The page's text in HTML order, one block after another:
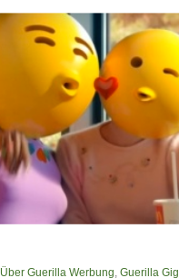
Über Guerilla Werbung Guerilla Gig